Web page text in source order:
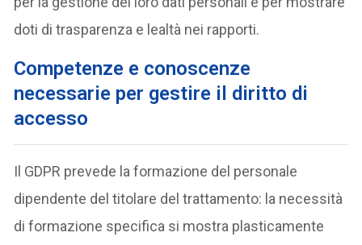
doti di trasparenza e lealtà nei rapporti.
Competenze e conoscenze
necessarie per gestire il diritto di
accesso
Il GDPR prevede la formazione del personale
dipendente del titolare del trattamento: la necessità
di formazione specifica si mostra plasticamente